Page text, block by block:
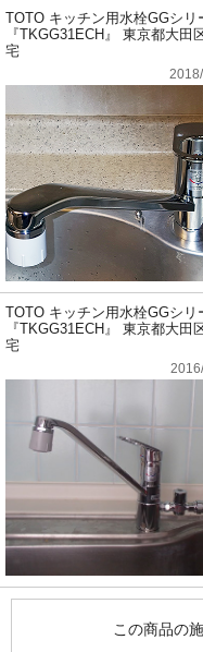
TOTO キッチン用水栓GGシリ
『TKGG31ECH』 東京都大田
宅
TOTO キッチン用水栓GGシリ
『TKGG31ECH』 東京都大田
宅
この商品の